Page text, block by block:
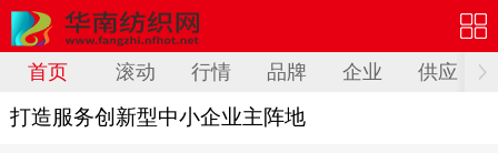
首页 滚动 行情 品牌 企业 供应
打造服务创新型中小企业主阵地